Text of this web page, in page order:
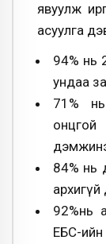
явуулж
асуулга
94% нь
ундаа
71%
84% нь
архигүй
92%нь
ЕБС-ийн